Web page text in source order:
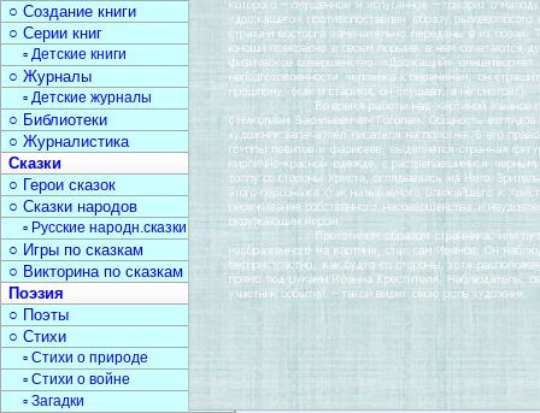
○ Создание книги
○ Серии книг
▫ Детские книги
○ Журналы
▫ Детские журналы
○ Библиотеки
○ Журналистика
Сказки
○ Герои сказок
○ Сказки народов
▫ Русские народн.сказки
○ Игры по сказкам
○ Викторина по сказкам
Поэзия
○ Поэты
○ Стихи
▫ Стихи о природе
▫ Стихи о войне
▫ Загадки